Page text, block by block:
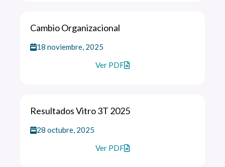
Cambio Organizacional
18 noviembre, 2025
Ver PDF
Resultados Vitro 3T 2025
28 octubre, 2025
Ver PDF